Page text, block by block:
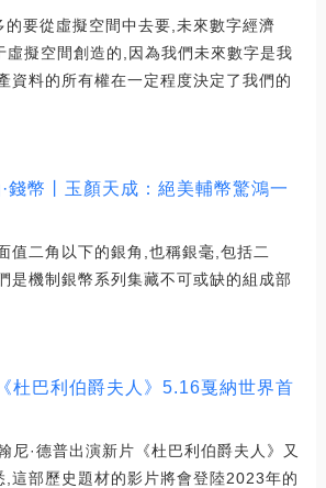
的要從虛擬空間中去要,未來數字經濟
虛擬空間創造的,因為我們未來數字是我
資料的所有權在一定程度決定了我們的
錢幣丨玉顏天成：絕美輔幣驚鴻一
值二角以下的銀角,也稱銀毫,包括二
是機制銀幣系列集藏不可或缺的組成部
杜巴利伯爵夫人》5.16戛納世界首
尼·德普出演新片《杜巴利伯爵夫人》又
,這部歷史題材的影片將會登陸2023年的